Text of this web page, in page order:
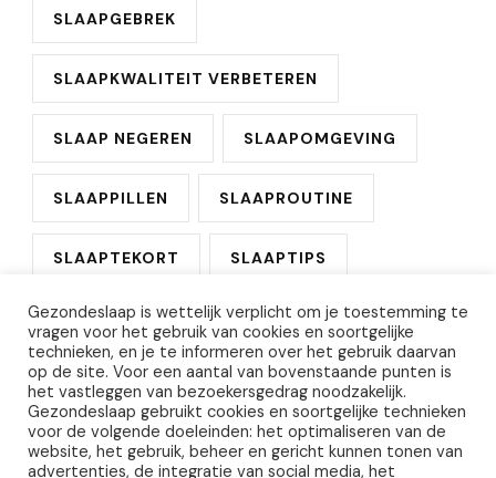
SLAAPGEBREK
SLAAPKWALITEIT VERBETEREN
SLAAP NEGEREN SLAAPOMGEVING
SLAAPPILLEN SLAAPROUTINE
SLAAPTEKORT SLAAPTIPS
SLAPELOOSHEID
VOORKOMEN BEDWANTSEN
WITTE RUIS MACHINE
Gezondeslaap is wettelijk verplicht om je toestemming te
vragen voor het gebruik van cookies en soortgelijke
technieken, en je te informeren over het gebruik daarvan
op de site. Voor een aantal van bovenstaande punten is
het vastleggen van bezoekersgedrag noodzakelijk.
Gezondeslaap gebruikt cookies en soortgelijke technieken
voor de volgende doeleinden: het optimaliseren van de
website, het gebruik, beheer en gericht kunnen tonen van
advertenties, de integratie van social media, het